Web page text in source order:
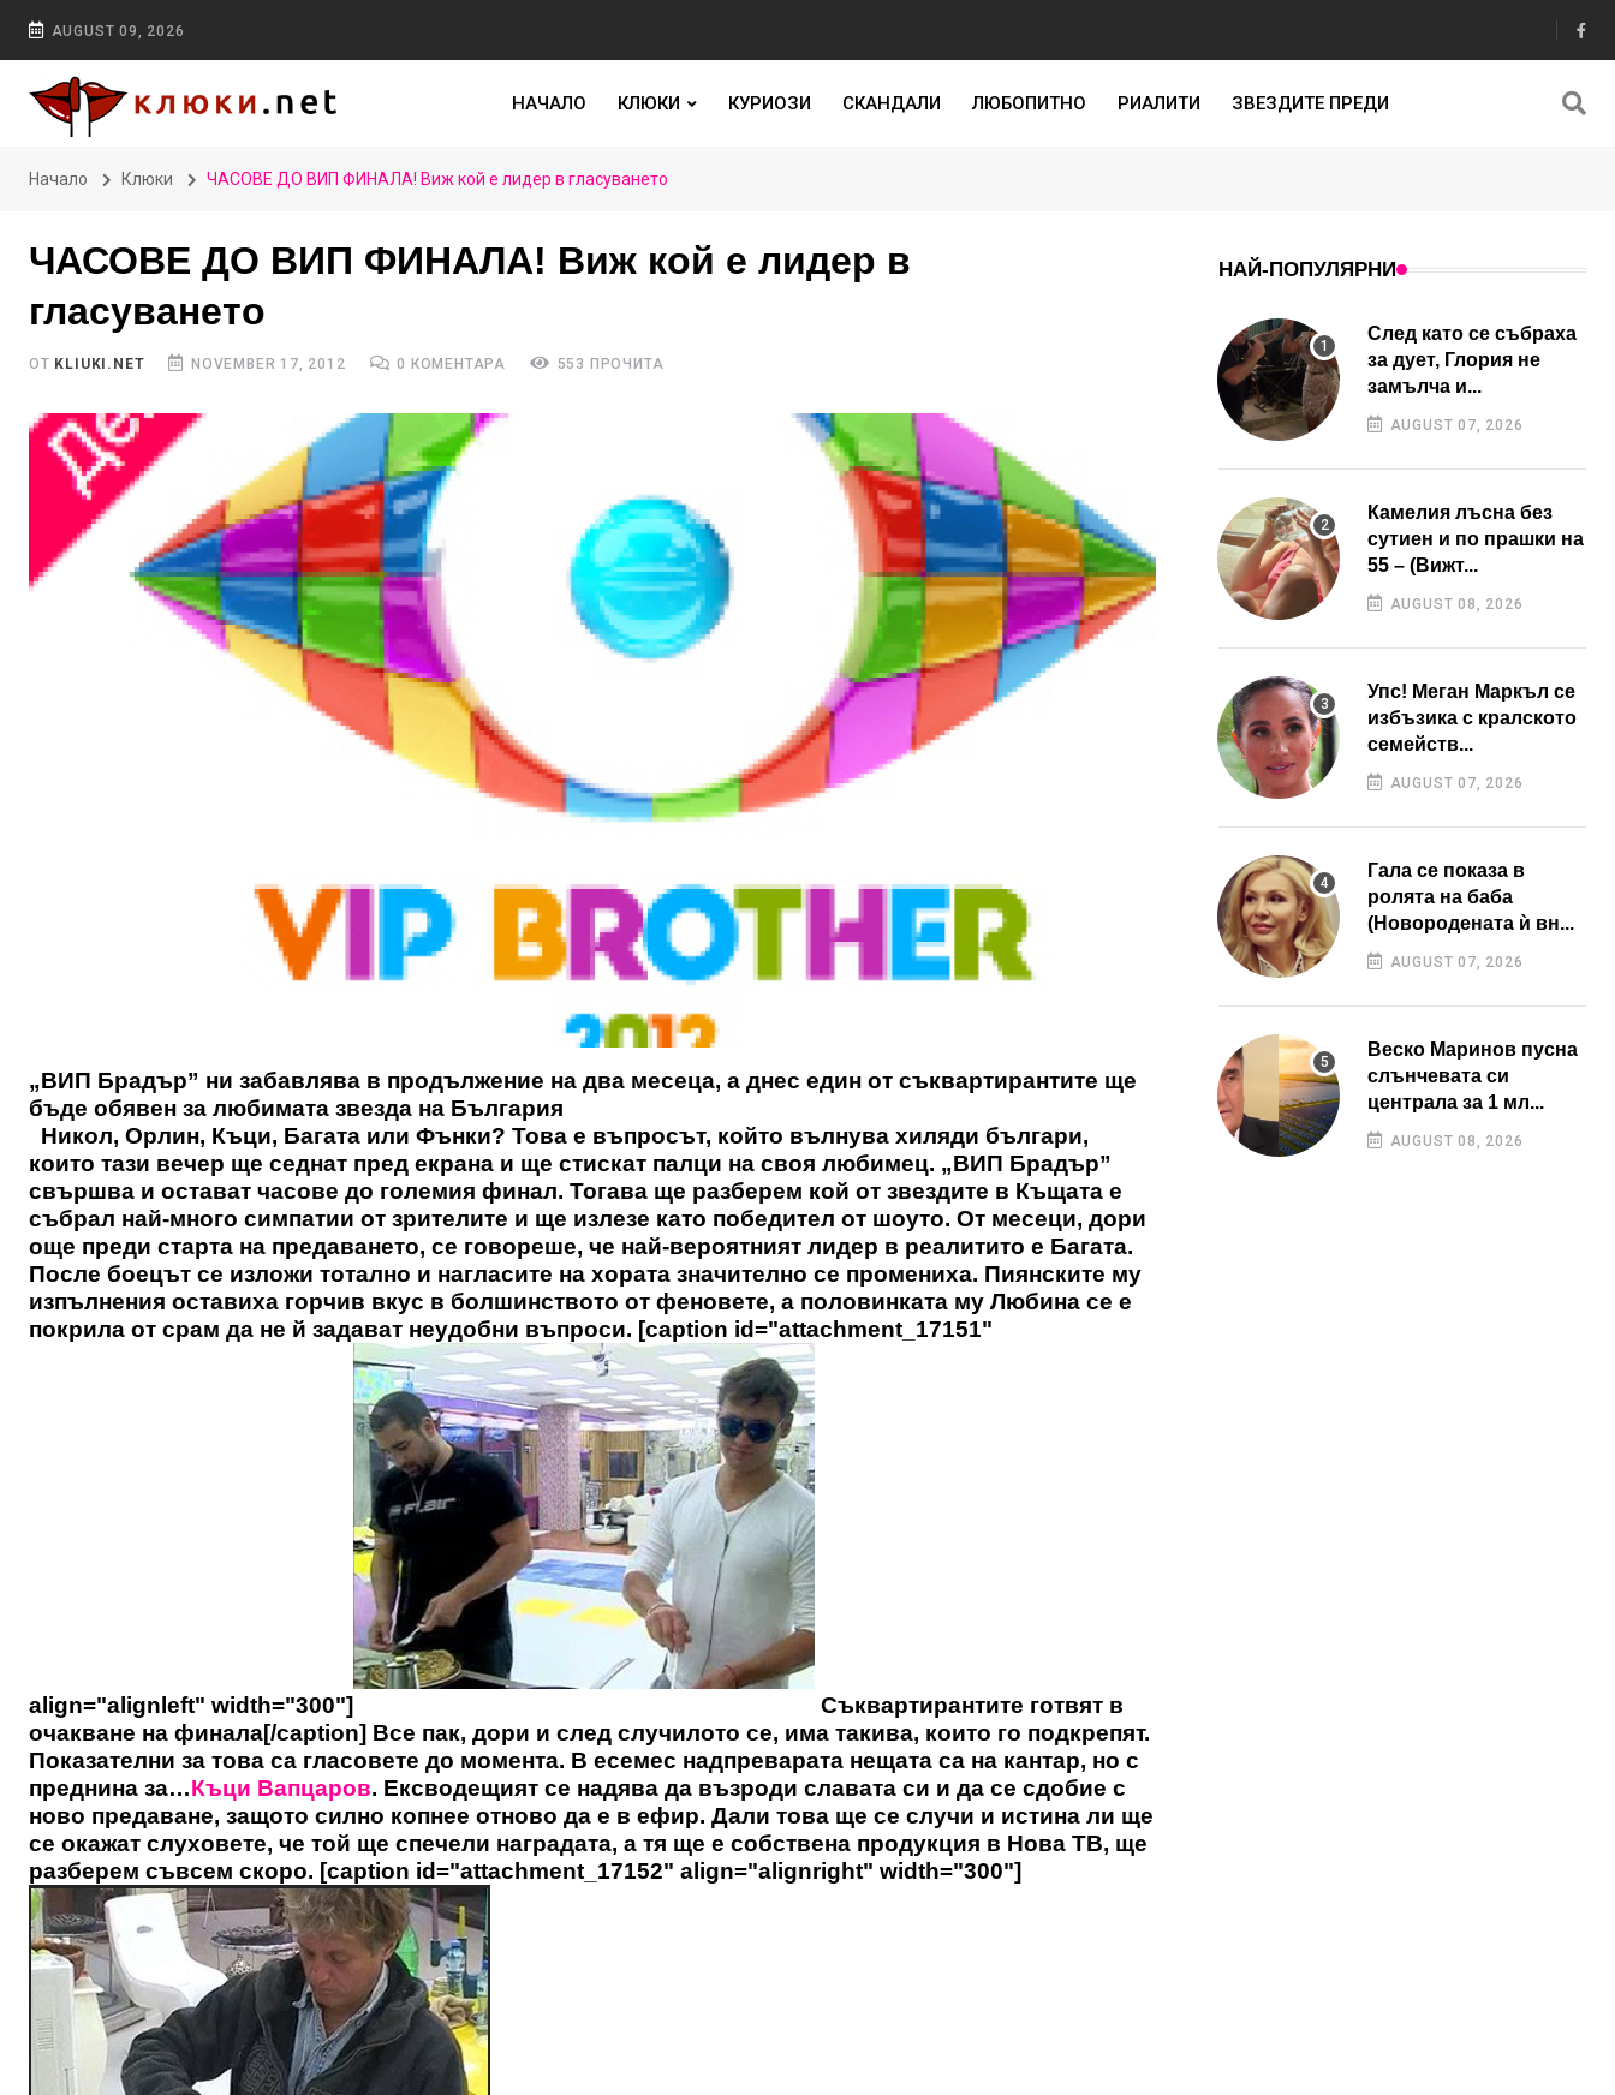
AUGUST 09, 2026
НАЧАЛО КЛЮКИ КУРИОЗИ СКАНДАЛИ ЛЮБОПИТНО РИАЛИТИ ЗВЕЗДИТЕ ПРЕДИ
Начало Клюки ЧАСОВЕ ДО ВИП ФИНАЛА! Виж кой е лидер в гласуването
ЧАСОВЕ ДО ВИП ФИНАЛА! Виж кой е лидер в
гласуването
ОТ KLIUKI.NET NOVEMBER 17, 2012 0 КОМЕНТАРА 553 ПРОЧИТА
„ВИП Брадър” ни забавлява в продължение на два месеца, а днес един от съквартирантите ще
бъде обявен за любимата звезда на България
Никол, Орлин, Къци, Багата или Фънки? Това е въпросът, който вълнува хиляди българи,
които тази вечер ще седнат пред екрана и ще стискат палци на своя любимец. „ВИП Брадър”
свършва и остават часове до големия финал. Тогава ще разберем кой от звездите в Къщата е
събрал най-много симпатии от зрителите и ще излезе като победител от шоуто. От месеци, дори
още преди старта на предаването, се говореше, че най-вероятният лидер в реалитито е Багата.
После боецът се изложи тотално и нагласите на хората значително се промениха. Пиянските му
изпълнения оставиха горчив вкус в болшинството от феновете, а половинката му Любина се е
покрила от срам да не й задават неудобни въпроси. [caption id="attachment_17151"
align="alignleft" width="300"]
Съквартирантите готвят в
очакване на финала[/caption] Все пак, дори и след случилото се, има такива, които го подкрепят.
Показателни за това са гласовете до момента. В есемес надпреварата нещата са на кантар, но с
преднина за…Къци Вапцаров. Ексводещият се надява да възроди славата си и да се сдобие с
ново предаване, защото силно копнее отново да е в ефир. Дали това ще се случи и истина ли ще
се окажат слуховете, че той ще спечели наградата, а тя ще е собствена продукция в Нова ТВ, ще
разберем съвсем скоро. [caption id="attachment_17152" align="alignright" width="300"]
НАЙ-ПОПУЛЯРНИ
След като се събраха
за дует, Глория не
замълча и...
AUGUST 07, 2026
Камелия лъсна без
сутиен и по прашки на
55 – (Вижт...
AUGUST 08, 2026
Упс! Меган Маркъл се
избъзика с кралското
семейств...
AUGUST 07, 2026
Гала се показа в
ролята на баба
(Новородената ѝ вн...
AUGUST 07, 2026
Веско Маринов пусна
слънчевата си
централа за 1 мл...
AUGUST 08, 2026